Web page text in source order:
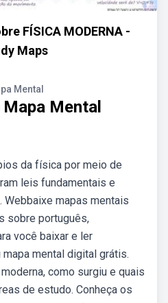
FÍSICA MODERNA -
Maps
Mental
Mental
da física por meio de
leis fundamentais e
mapas mentais
sobre português,
você baixar e ler
mental digital grátis.
como surgiu e quais
de estudo. Conheça os